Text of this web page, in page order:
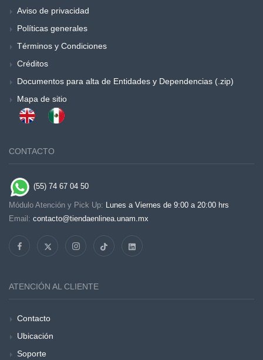
Aviso de privacidad
Políticas generales
Términos y Condiciones
Créditos
Documentos para alta de Entidades y Dependencias (.zip)
Mapa de sitio
CONTACTO
(55) 74 67 04 50
Módulo Atención y Pick Up:
Lunes a Viernes de 9:00 a 20:00 hrs
Email: contacto@tiendaenlinea.unam.mx
ATENCIÓN AL CLIENTE
Contacto
Ubicación
Soporte